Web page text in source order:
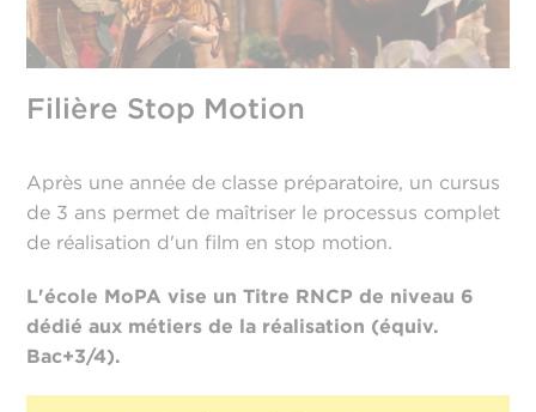
Filière Stop Motion
Après une année de classe préparatoire, un cursus
de 3 ans permet de maîtriser le processus complet
de réalisation d'un film en stop motion.
L'école MoPA vise un Titre RNCP de niveau 6
dédié aux métiers de la réalisation (équiv.
Bac+3/4).